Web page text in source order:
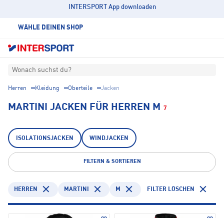
INTERSPORT App downloaden
WÄHLE DEINEN SHOP
Wonach suchst du?
Herren Kleidung Oberteile Jacken
MARTINI JACKEN FÜR HERREN M 7
ISOLATIONSJACKEN WINDJACKEN
FILTERN & SORTIEREN
HERREN MARTINI M FILTER LÖSCHEN